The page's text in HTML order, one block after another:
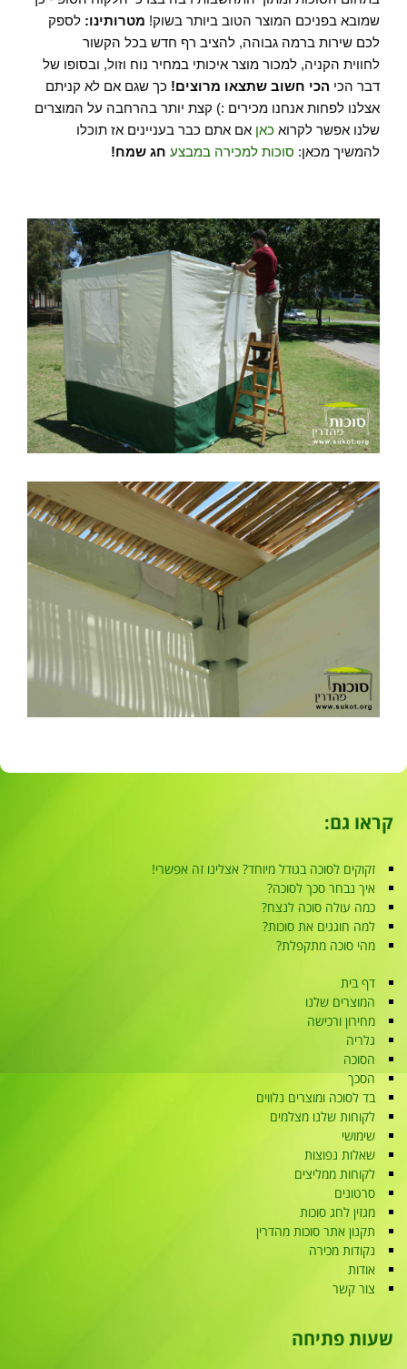
שמובא בפניכם המוצר הטוב ביותר בשוק! מטרותינו: לספק
לכם שירות ברמה גבוהה, להציב רף חדש בכל הקשור
לחווית הקניה, למכור מוצר איכותי במחיר נוח וזול, ובסופו של
דבר הכי הכי חשוב שתצאו מרוצים! כך שגם אם לא קניתם
אצלנו לפחות אנחנו מכירים :) קצת יותר בהרחבה על המוצרים
שלנו אפשר לקרוא כאן אם אתם כבר בעניינים אז תוכלו
להמשיך מכאן: סוכות למכירה במבצע חג שמח!
קראו גם:
זקוקים לסוכה בגודל מיוחד? אצלינו זה אפשרי!
איך נבחר סכך לסוכה?
כמה עולה סוכה לנצח?
למה חוגגים את סוכות?
מהי סוכה מתקפלת?
דף בית
המוצרים שלנו
מחירון ורכישה
גלריה
הסוכה
הסכך
בד לסוכה ומוצרים נלווים
לקוחות שלנו מצלמים
שימושי
שאלות נפוצות
לקוחות ממליצים
סרטונים
מגזין לחג סוכות
תקנון אתר סוכות מהדרין
נקודות מכירה
אודות
צור קשר
שעות פתיחה